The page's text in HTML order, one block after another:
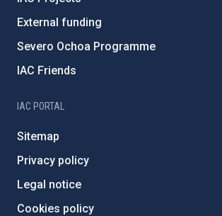
External funding
Severo Ochoa Programme
IAC Friends
IAC PORTAL
Sitemap
Privacy policy
Legal notice
Cookies policy